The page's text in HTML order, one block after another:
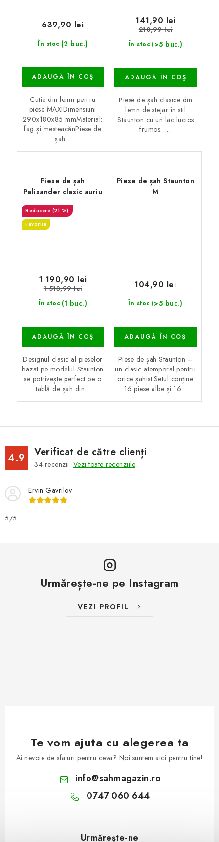
În stoc (2 buc.)
639,90 lei
ADAUGĂ ÎN COŞ
Cutie din lemn pentru
piese MAXIDimensiuni
290x180x85 mmMaterial:
fag și mesteacănPiese de
șah...
În stoc (>5 buc.)
141,90 lei
210,99 lei
ADAUGĂ ÎN COŞ
Piese de șah clasice din
lemn de stejar în stil
Staunton cu un lac lucios
frumos. ...
Piese de șah
Palisander clasic auriu
(21 %)
Favorite
În stoc (1 buc.)
1 190,90 lei
1 513,99 lei
ADAUGĂ ÎN COŞ
Designul clasic al pieselor
bazat pe modelul Staunton
se potrivește perfect pe o
tablă de șah din...
Piese de șah Staunton
M
În stoc (>5 buc.)
104,90 lei
ADAUGĂ ÎN COŞ
Piese de șah Staunton –
un clasic atemporal pentru
orice șahist.Setul conține
16 piese albe și 16...
4.9 Verificat de către clienți
34 recenzii. Vezi toate recenziile
Ervin Gavrilov
5/5
Urmărește-ne pe Instagram
VEZI PROFIL
Te vom ajuta cu alegerea ta
Ai nevoie de sfaturi pentru ceva? Noi suntem aici pentru tine!
info@sahmagazin.ro
0747 060 644